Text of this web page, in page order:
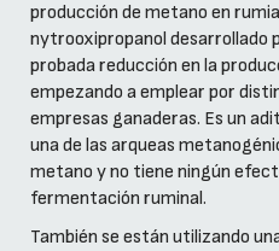
producción de metano en
nytrooxipropanol desarrollado
probada reducción en la
empezando a emplear por
empresas ganaderas. Es un
una de las arqueas
metano y no tiene ningún
fermentación ruminal.
También se están utilizando